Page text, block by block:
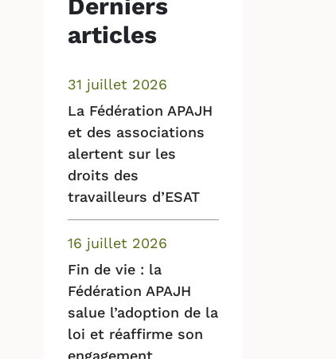
Derniers
articles
La Fédération APAJH
et des associations
alertent sur les
droits des
travailleurs d’ESAT
31 juillet 2026
Fin de vie : la
Fédération APAJH
salue l’adoption de la
loi et réaffirme son
engagement
16 juillet 2026